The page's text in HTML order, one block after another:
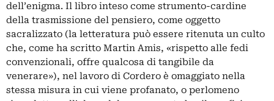
dell’enigma. Il libro inteso come strumento-cardine
della trasmissione del pensiero, come oggetto
sacralizzato (la letteratura può essere ritenuta un culto
che, come ha scritto Martin Amis, «rispetto alle fedi
convenzionali, offre qualcosa di tangibile da
venerare»), nel lavoro di Cordero è omaggiato nella
stessa misura in cui viene profanato, o perlomeno